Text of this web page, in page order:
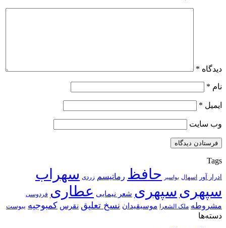
دیدگاه *
نام *
ایمیل *
وب‌ سایت
Tags
ادرار آور اسهال بواسیر حافظ رماتیسم زردی سهراب
سپهری سپهری شعر نیمایی عطاری فردوسی
مشروطه ملک الشعرا موسیقیدان نسخ تعلیق نقرس کمبوجیه یبوست
دسته‌ها